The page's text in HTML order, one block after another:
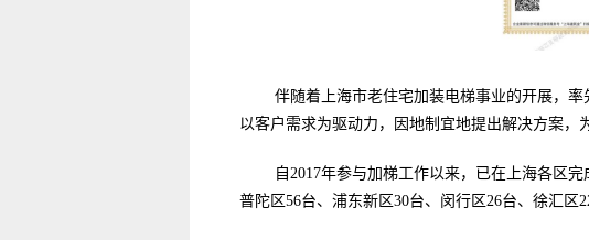
伴随着上海市老住宅加装电梯事业的开展，
以客户需求为驱动力，因地制宜地提出解决方案，
自2017年参与加梯工作以来，已在上海各区
普陀区56台、浦东新区30台、闵行区26台、徐汇